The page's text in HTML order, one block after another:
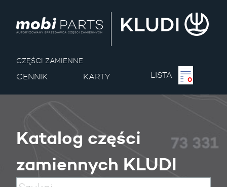
CZĘŚCI ZAMIENNE
CENNIK KARTY LISTA 0
Katalog części
zamiennych KLUDI